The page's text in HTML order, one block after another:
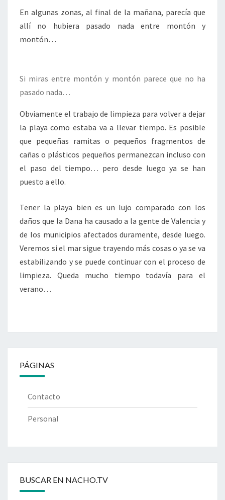
En algunas zonas, al final de la mañana, parecía que
allí no hubiera pasado nada entre montón y
montón…
Si miras entre montón y montón parece que no ha
pasado nada…
Obviamente el trabajo de limpieza para volver a dejar
la playa como estaba va a llevar tiempo. Es posible
que pequeñas ramitas o pequeños fragmentos de
cañas o plásticos pequeños permanezcan incluso con
el paso del tiempo… pero desde luego ya se han
puesto a ello.
Tener la playa bien es un lujo comparado con los
daños que la Dana ha causado a la gente de Valencia y
de los municipios afectados duramente, desde luego.
Veremos si el mar sigue trayendo más cosas o ya se va
estabilizando y se puede continuar con el proceso de
limpieza. Queda mucho tiempo todavía para el
verano…
PÁGINAS
Contacto
Personal
BUSCAR EN NACHO.TV